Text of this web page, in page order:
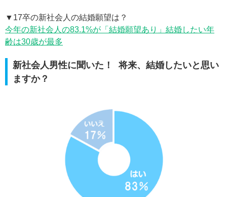
▼17卒の新社会人の結婚願望は？
今年の新社会人の83.1%が「結婚願望あり」結婚したい年
齢は30歳が最多
新社会人男性に聞いた！ 将来、結婚したいと思い
ますか？